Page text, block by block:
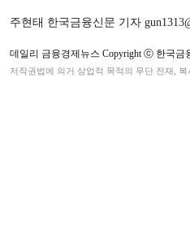
주현태 한국금융신문 기자
데일리 금융경제뉴스 Copyright ⓒ 한국금
저작권법에 의거 상업적 목적의 무단 전재, 복